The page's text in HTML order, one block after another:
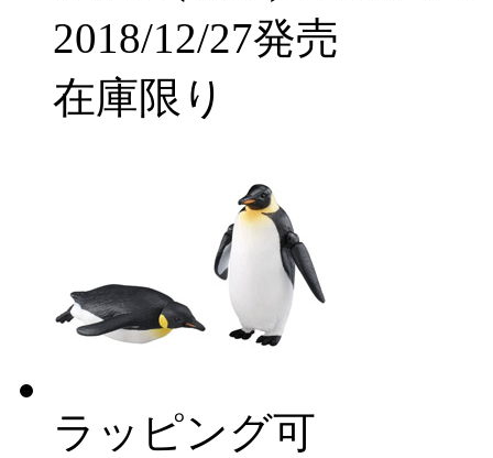
2018/12/27発売
在庫限り
ラッピング可